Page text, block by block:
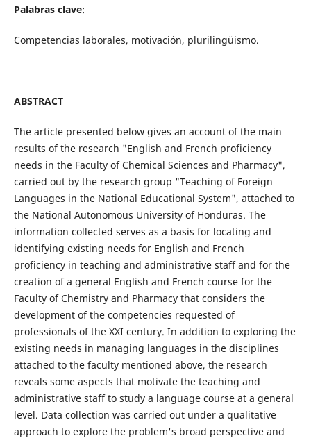
Palabras clave:
Competencias laborales, motivación, plurilingüismo.
ABSTRACT
The article presented below gives an account of the main
results of the research "English and French proficiency
needs in the Faculty of Chemical Sciences and Pharmacy",
carried out by the research group "Teaching of Foreign
Languages in the National Educational System", attached to
the National Autonomous University of Honduras. The
information collected serves as a basis for locating and
identifying existing needs for English and French
proficiency in teaching and administrative staff and for the
creation of a general English and French course for the
Faculty of Chemistry and Pharmacy that considers the
development of the competencies requested of
professionals of the XXI century. In addition to exploring the
existing needs in managing languages in the disciplines
attached to the faculty mentioned above, the research
reveals some aspects that motivate the teaching and
administrative staff to study a language course at a general
level. Data collection was carried out under a qualitative
approach to explore the problem's broad perspective and